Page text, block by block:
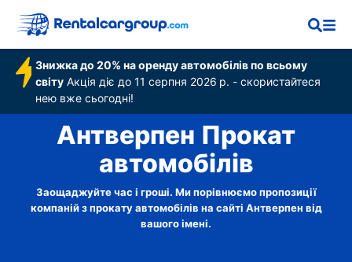
Знижка до 20% на оренду автомобілів по всьому
світу Акція діє до 11 серпня 2026 р. - скористайтеся
нею вже сьогодні!
Антверпен Прокат
автомобілів
Заощаджуйте час і гроші. Ми порівнюємо пропозиції
компаній з прокату автомобілів на сайті Антверпен від
вашого імені.